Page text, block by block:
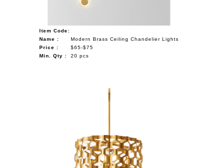
Item Code:
Name :
Modern Brass Ceiling Chandelier Lights
Price :
$65-$75
Min. Qty :
20 pcs